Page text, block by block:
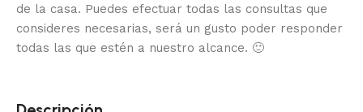
de la casa. Puedes efectuar todas las consultas que
consideres necesarias, será un gusto poder responder
todas las que estén a nuestro alcance. 🙂